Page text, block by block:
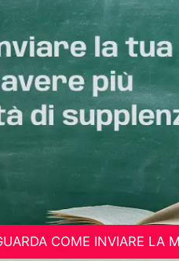
COME INVIARE LA